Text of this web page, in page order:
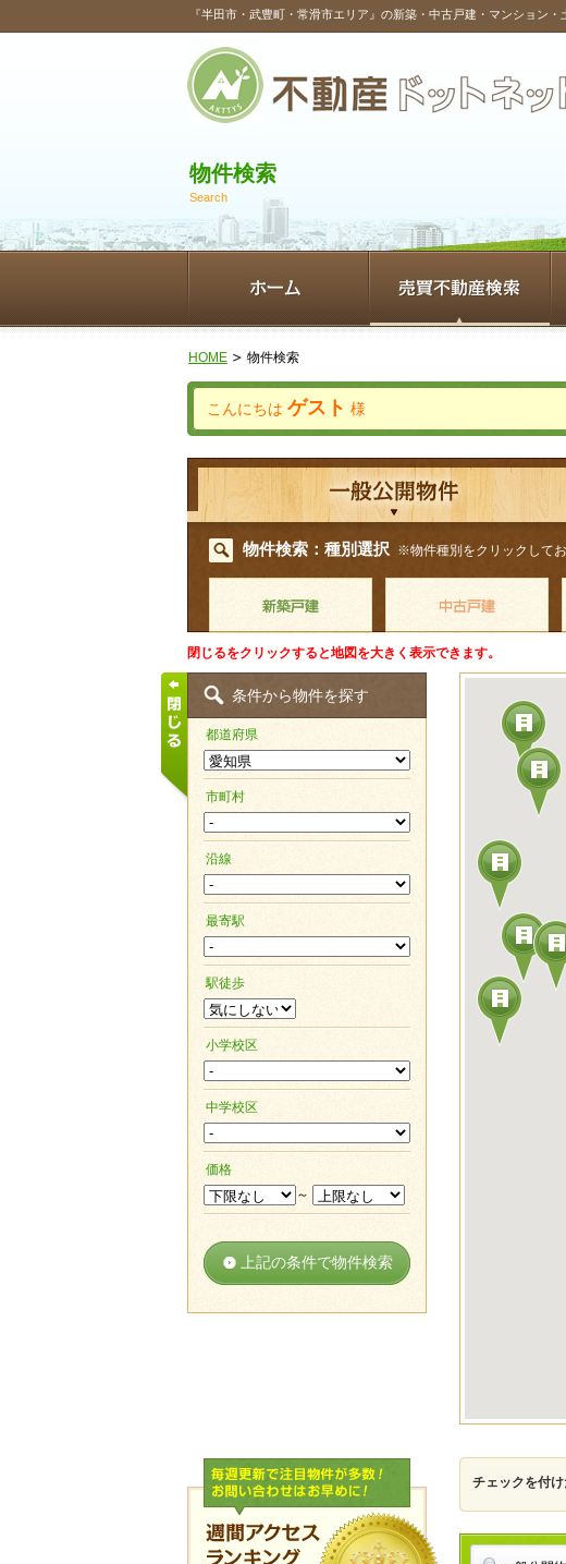
『半田市・武豊町・常滑市エリア』の新築・中古戸建・マンション・
物件検索
Search
HOME 物件検索
こんにちは ゲスト 様
物件検索：種別選択 ※物件種別をクリックしてお
閉じるをクリックすると地図を大きく表示できます。
条件から物件を探す
都道府県
市町村
沿線
最寄駅
駅徒歩
小学校区
中学校区
価格
～
上記の条件で物件検索
チェックを付